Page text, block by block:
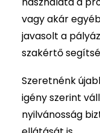
vagy akár
javasolt a
szakértő
Szeretnénk
igény szerint
nyilvánosság